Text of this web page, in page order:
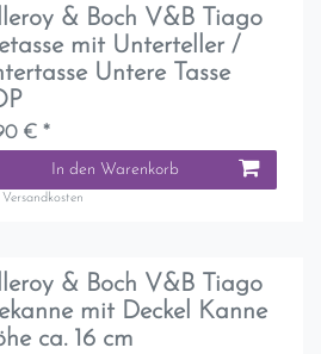
& Boch V&B Tiago
mit Unterteller /
Untere Tasse
€ *
In den Warenkorb
Versandkosten
& Boch V&B Tiago
mit Deckel Kanne
ca. 16 cm